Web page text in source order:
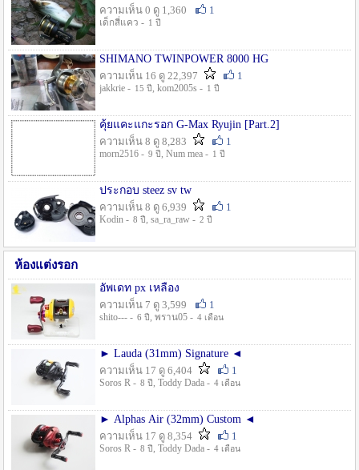
ความเห็น 0 ดู 1,360
1
เด็กสี่แคว - 1 ปี
SHIMANO TWINPOWER 8000 HG
ความเห็น 16 ดู 22,397
1
jakkrie - 15 ปี , kom2005s - 1 ปี
คุ้ยแคะแกะรอก G-Max Ryujin [Part.2]
ความเห็น 8 ดู 8,283
1
morn2516 - 9 ปี , Num mea - 1 ปี
ประกอบ steez sv tw
ความเห็น 8 ดู 6,939
1
Kodin - 8 ปี , sa_ra_raw - 2 ปี
ห้องแต่งรอก
อัพเดท px เหลือง
ความเห็น 7 ดู 3,599
1
shito--- - 6 ปี , พราน05 - 4 เดือน
► Lauda (31mm) Signature ◄
ความเห็น 17 ดู 6,404
1
Soros R - 8 ปี , Toddy Dada - 4 เดือน
► Alphas Air (32mm) Custom ◄
ความเห็น 17 ดู 8,354
1
Soros R - 8 ปี , Toddy Dada - 4 เดือน